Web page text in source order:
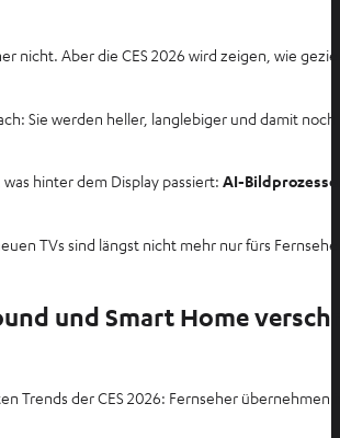
nicht. Aber die CES 2026 wird zeigen, wie
Sie werden heller, langlebiger und damit
hinter dem Display passiert: AI-
TVs sind längst nicht mehr nur fürs
und Smart Home
Trends der CES 2026: Fernseher